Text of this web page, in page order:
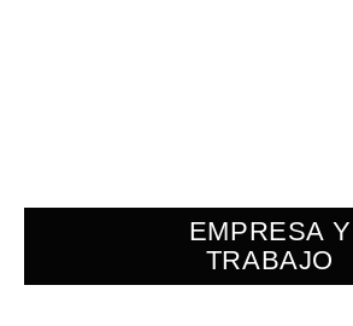
EMPRESA Y
TRABAJO